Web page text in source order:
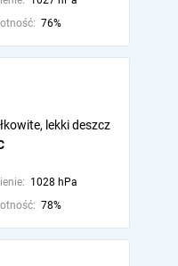
76%
lekki deszcz
1028 hPa
78%